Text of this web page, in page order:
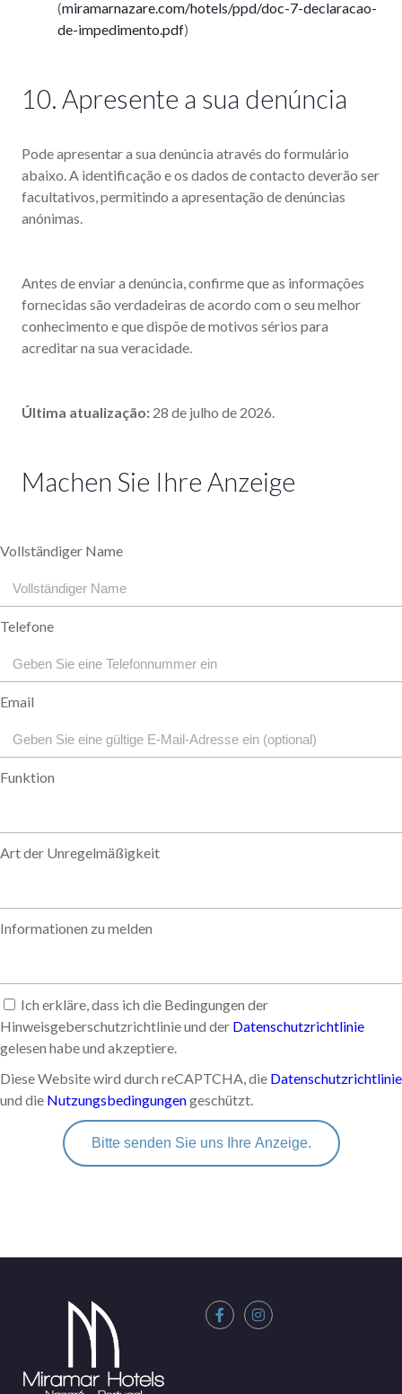
(miramarnazare.com/hotels/ppd/doc-7-declaracao-
de-impedimento.pdf)
10. Apresente a sua denúncia
Pode apresentar a sua denúncia através do formulário
abaixo. A identificação e os dados de contacto deverão ser
facultativos, permitindo a apresentação de denúncias
anónimas.
Antes de enviar a denúncia, confirme que as informações
fornecidas são verdadeiras de acordo com o seu melhor
conhecimento e que dispõe de motivos sérios para
acreditar na sua veracidade.
Última atualização: 28 de julho de 2026.
Machen Sie Ihre Anzeige
Vollständiger Name
Telefone
Email
Funktion
Art der Unregelmäßigkeit
Informationen zu melden
Ich erkläre, dass ich die Bedingungen der
Hinweisgeberschutzrichtlinie und der Datenschutzrichtlinie
gelesen habe und akzeptiere.
Diese Website wird durch reCAPTCHA, die Datenschutzrichtlinie
und die Nutzungsbedingungengeschützt.
Bitte senden Sie uns Ihre Anzeige.